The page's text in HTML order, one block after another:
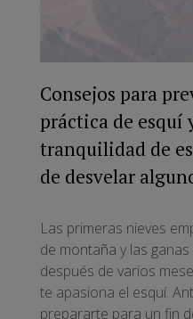
Consejos para
práctica de
tranquilidad de
de desvelar
Las primeras nieves
de montaña y las
después de varios
te apasiona el esquí.
prepararte para un fin